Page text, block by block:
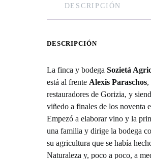
DESCRIPCIÓN
DESCRIPCIÓN
La finca y bodega Sozietá
está al frente Alexis Paraschos,
restauradores de Gorizia, y
viñedo a finales de los noventa
Empezó a elaborar vino y la
una familia y dirige la bodega
su agricultura que se había
Naturaleza y, poco a poco, a